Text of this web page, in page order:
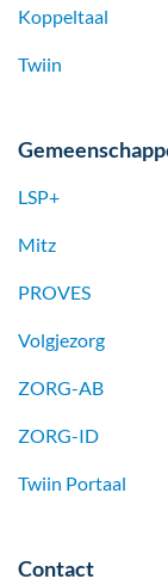
Koppeltaal
Twiin
LSP+
Mitz
PROVES
Volgjezorg
ZORG-AB
ZORG-ID
Twiin Portaal
Contact